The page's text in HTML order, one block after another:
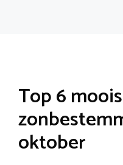
Top 6
oktober